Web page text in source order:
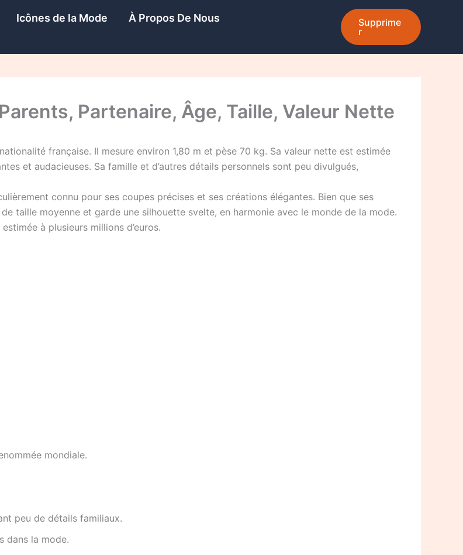
Icônes de la Mode
À Propos De Nous
Supprime
r
Partenaire, Âge, Taille, Valeur Nette
française. Il mesure environ 1,80 m et pèse 70 kg. Sa valeur nette est estimée
et audacieuses. Sa famille et d’autres détails personnels sont peu divulgués,
connu pour ses coupes précises et ses créations élégantes. Bien que ses
taille moyenne et garde une silhouette svelte, en harmonie avec le monde de la mode.
à plusieurs millions d’euros.
mondiale.
peu de détails familiaux.
dans la mode.